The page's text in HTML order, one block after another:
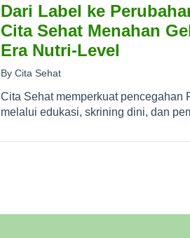
Dari Label ke
Cita Sehat Menahan
Era Nutri-Level
By Cita Sehat
Cita Sehat memperkuat pencegahan
melalui edukasi, skrining dini, dan